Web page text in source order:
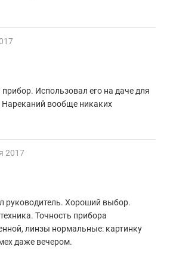
Использовал его на даче для
Нареканий вообще никаких
2017
руководитель. Хороший выбор.
Точность прибора
линзы нормальные: картинку
даже вечером.